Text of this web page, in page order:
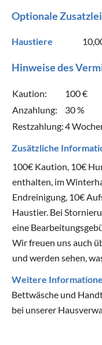
Optionale
Haustiere
Hinweise des
Kaution:
100 €
Anzahlung:
30 %
Restzahlung:4
Zusätzliche
100€ Kaution, 10€
enthalten, im
Endreinigung, 10€
Haustier. Bei
eine
Wir freuen uns auch
und werden sehen,
Weitere
Bettwäsche und
bei unserer